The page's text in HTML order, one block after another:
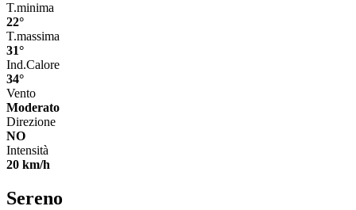
T.minima
22°
T.massima
31°
Ind.Calore
34°
Vento
Moderato
Direzione
NO
Intensità
20 km/h
Sereno